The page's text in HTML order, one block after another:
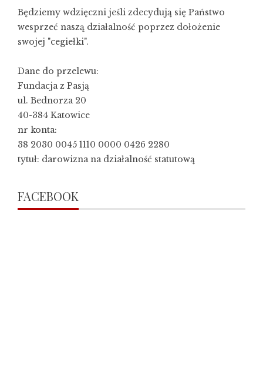
Będziemy wdzięczni jeśli zdecydują się Państwo
wesprzeć naszą działalność poprzez dołożenie
swojej "cegiełki".
Dane do przelewu:
Fundacja z Pasją
ul. Bednorza 20
40-384 Katowice
nr konta:
38 2030 0045 1110 0000 0426 2280
tytuł: darowizna na działalność statutową
FACEBOOK